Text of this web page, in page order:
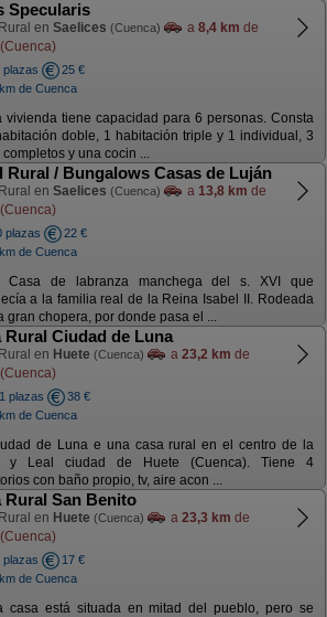
Specularis
en Saelices (Cuenca) a 8,4 km de
plazas
25 €
de Cuenca
vivienda tiene capacidad para 6 personas. Consta
doble, 1 habitación triple y 1 individual, 3
completos y una cocin ...
Rural / Bungalows Casas de Luján
en Saelices (Cuenca) a 13,8 km de
plazas
22 €
de Cuenca
Casa de labranza manchega del s. XVI que
a la familia real de la Reina Isabel II. Rodeada
gran chopera, por donde pasa el ...
Rural Ciudad de Luna
en Huete (Cuenca) a 23,2 km de
plazas
38 €
de Cuenca
de Luna e una casa rural en el centro de la
y Leal ciudad de Huete (Cuenca). Tiene 4
con baño propio, tv, aire acon ...
Rural San Benito
en Huete (Cuenca) a 23,3 km de
plazas
17 €
de Cuenca
casa está situada en mitad del pueblo, pero se